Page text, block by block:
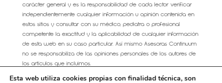
carácter general y es la responsabilidad de cada lector verificar
independientemente cualquier información u opinión contenida en
estos sitios y consultar con su médico, pediatra o profesional
competente la exactitud y la aplicabilidad de cualquier información
de esta web en su caso particular. Así mismo Asesoras Continuum
no se responsabiliza de las opiniones personales de los autores de
los artículos que incluimos.
Esta web utiliza cookies propias con finalidad técnica, son